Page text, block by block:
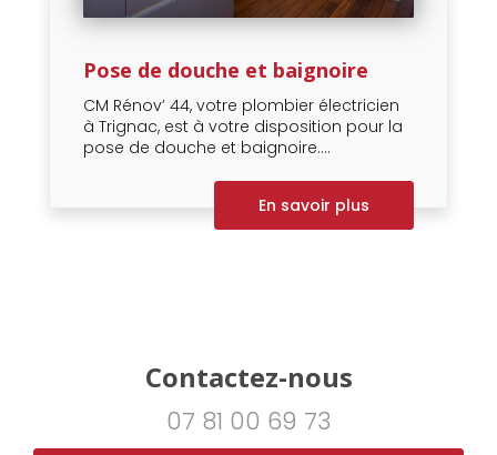
Pose de douche et baignoire
CM Rénov’ 44, votre plombier électricien
à Trignac, est à votre disposition pour la
pose de douche et baignoire....
En savoir plus
Contactez-nous
07 81 00 69 73